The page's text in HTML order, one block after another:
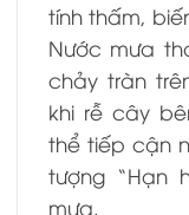
tính thấm,
Nước mưa
chảy tràn
khi rễ cây
thể tiếp cận
tượng “Hạn
mưa.